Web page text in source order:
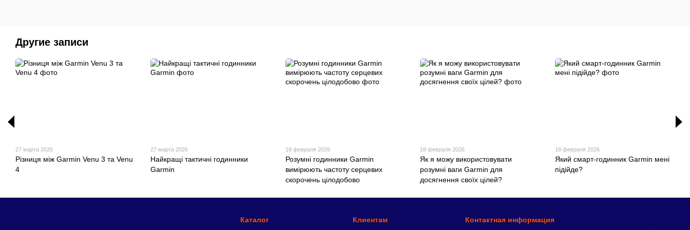
Другие записи
27 марта 2026
Різниця між Garmin Venu 3 та Venu
4
27 марта 2026
Найкращі тактичні годинники
Garmin
18 февраля 2026
Розумні годинники Garmin
вимірюють частоту серцевих
скорочень цілодобово
18 февраля 2026
Як я можу використовувати
розумні ваги Garmin для
досягнення своїх цілей?
18 февраля 2026
Який смарт-годинник Garmin мені
підійде?
Каталог Клиентам Контактная информация